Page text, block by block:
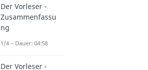
Der Vorleser -
Zusammenfassu
ng
1/4 – Dauer: 04:58
Der Vorleser -